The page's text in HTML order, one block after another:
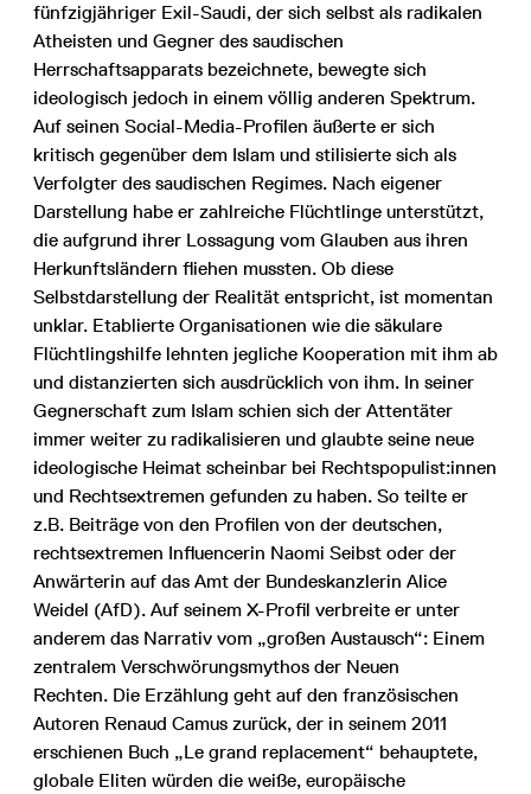
fünfzigjähriger Exil-Saudi, der sich selbst als radikalen
Atheisten und Gegner des saudischen
Herrschaftsapparats bezeichnete, bewegte sich
ideologisch jedoch in einem völlig anderen Spektrum.
Auf seinen Social-Media-Profilen äußerte er sich
kritisch gegenüber dem Islam und stilisierte sich als
Verfolgter des saudischen Regimes. Nach eigener
Darstellung habe er zahlreiche Flüchtlinge unterstützt,
die aufgrund ihrer Lossagung vom Glauben aus ihren
Herkunftsländern fliehen mussten. Ob diese
Selbstdarstellung der Realität entspricht, ist momentan
unklar. Etablierte Organisationen wie die säkulare
Flüchtlingshilfe lehnten jegliche Kooperation mit ihm ab
und distanzierten sich ausdrücklich von ihm. In seiner
Gegnerschaft zum Islam schien sich der Attentäter
immer weiter zu radikalisieren und glaubte seine neue
ideologische Heimat scheinbar bei Rechtspopulist:innen
und Rechtsextremen gefunden zu haben. So teilte er
z.B. Beiträge von den Profilen von der deutschen,
rechtsextremen Influencerin Naomi Seibst oder der
Anwärterin auf das Amt der Bundeskanzlerin Alice
Weidel (AfD). Auf seinem X-Profil verbreite er unter
anderem das Narrativ vom „großen Austausch“: Einem
zentralem Verschwörungsmythos der Neuen
Rechten. Die Erzählung geht auf den französischen
Autoren Renaud Camus zurück, der in seinem 2011
erschienen Buch „Le grand replacement“ behauptete,
globale Eliten würden die weiße, europäische